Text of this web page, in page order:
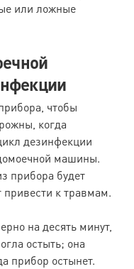
или ложные
чтобы
когда
дезинфекции
машины.
прибора будет
привести к травмам.
на десять минут,
остыть; она
прибор остынет.